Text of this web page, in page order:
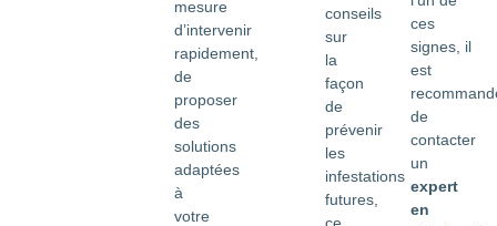
mesure
d’intervenir
rapidement,
de
proposer
des
solutions
adaptées
à
votre
conseils
sur
la
façon
de
prévenir
les
infestations
futures,
ce
ces
signes, il
est
de
contacter
un
expert
en